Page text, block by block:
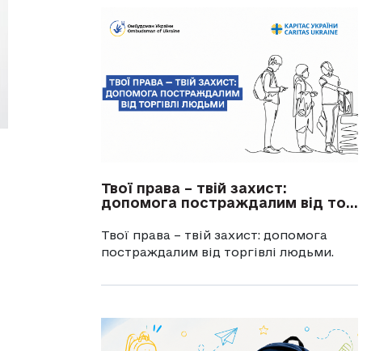
Твої права – твій захист:
допомога постраждалим від то...
Твої права – твій захист: допомога
постраждалим від торгівлі людьми.